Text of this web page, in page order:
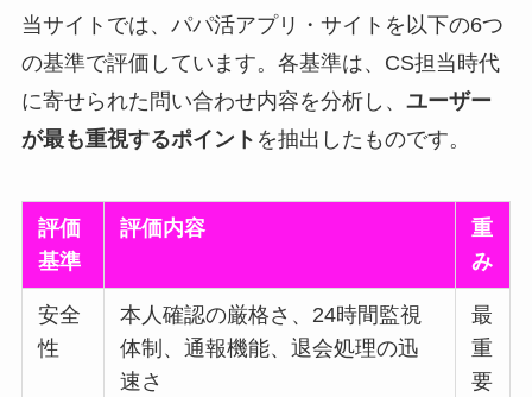
当サイトでは、パパ活アプリ・サイトを以下の6つ
の基準で評価しています。各基準は、CS担当時代
に寄せられた問い合わせ内容を分析し、 ユーザー
が最も重視するポイント を抽出したものです。
評価
基準
評価内容
重
み
安全
性
本人確認の厳格さ、24時間監視
体制、通報機能、退会処理の迅
速さ
最
重
要